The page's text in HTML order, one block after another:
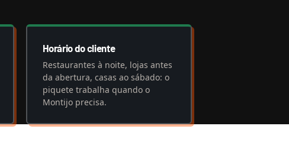
Horário do cliente
Restaurantes à noite, lojas antes
da abertura, casas ao sábado: o
piquete trabalha quando o
Montijo precisa.